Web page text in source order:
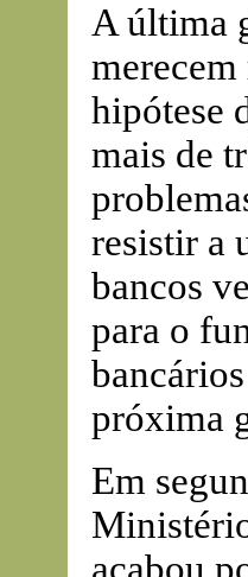
A última
hipótese
mais de
resistir a
bancos
para o
próxima
Em